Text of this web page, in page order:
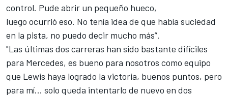
control. Pude abrir un pequeño hueco,
luego ocurrió eso. No tenía idea de que había suciedad
en la pista, no puedo decir mucho más”.
"Las últimas dos carreras han sido bastante difíciles
para Mercedes, es bueno para nosotros como equipo
que Lewis haya logrado la victoria, buenos puntos, pero
para mí... solo queda intentarlo de nuevo en dos